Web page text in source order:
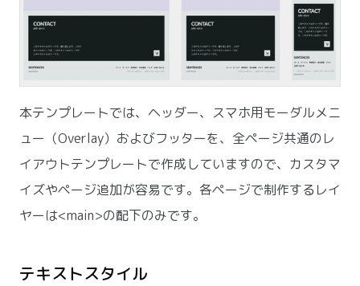
本テンプレートでは、ヘッダー、スマホ用モーダルメニ
ュー（Overlay）およびフッターを、全ページ共通のレ
イアウトテンプレートで作成していますので、カスタマ
イズやページ追加が容易です。各ページで制作するレイ
ヤーは<main>の配下のみです。
テキストスタイル